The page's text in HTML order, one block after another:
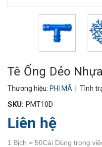
Tê Ống Dẻo
Thương hiệu: PHI MÃ | Tình
SKU: PMT10D
Liên hệ
1 Bịch = 50Cái Dùng trong